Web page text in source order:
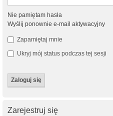
Nie pamiętam hasła
Wyślij ponownie e-mail aktywacyjny
Zapamiętaj mnie
Ukryj mój status podczas tej sesji
Zarejestruj się